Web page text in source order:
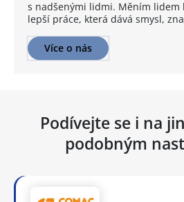
s nadšenými lidmi. Měním lidem
lepší práce, která dává smysl,
Více o nás
Podívejte se i na
podobným